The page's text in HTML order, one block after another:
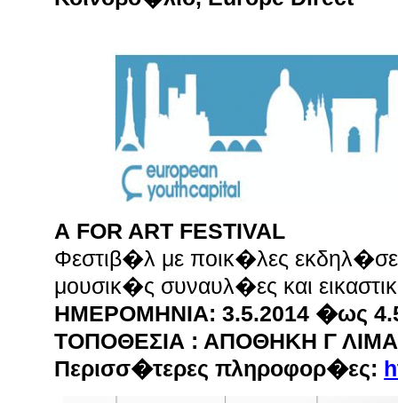
Α FOR ART FESTIVAL
Φεστιβ�λ με ποικ�λες
μουσικ�ς συναυλ�ες και
ΗΜΕΡΟΜΗΝΙΑ: 3.5.2014 �ως
ΤΟΠΟΘΕΣΙΑ : ΑΠΟΘΗΚΗ Γ
Περισσ�τερες πληροφορ�ες: